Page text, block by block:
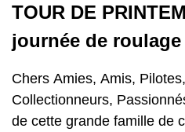
TOUR DE
journée de roulage
Chers Amies, Amis,
Collectionneurs,
de cette grande famille de